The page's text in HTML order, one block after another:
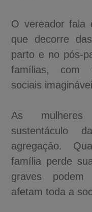
O vereador fala
que decorre
parto e no pós-
famílias, com
sociais
As
agregação.
família perde
graves podem
afetam toda a